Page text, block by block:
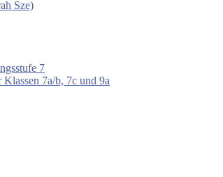
Sze)
7
7a/b, 7c und 9a